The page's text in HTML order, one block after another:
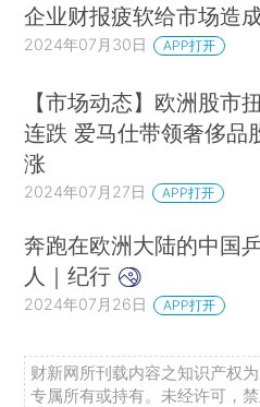
企业财报疲软给市场造
2024年07月30日 APP打开
【市场动态】欧洲股市
连跌 爱马仕带领奢侈品
涨
2024年07月27日 APP打开
奔跑在欧洲大陆的中国
人｜纪行
2024年07月26日 APP打开
财新网所刊载内容之知识产权
专属所有或持有。未经许可，